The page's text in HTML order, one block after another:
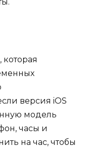
версия iOS
модель
часы и
на час, чтобы